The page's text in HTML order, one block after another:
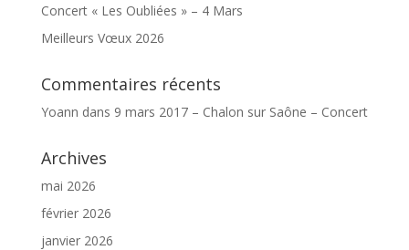
Concert « Les Oubliées » – 4 Mars
Meilleurs Vœux 2026
Commentaires récents
Yoann dans 9 mars 2017 – Chalon sur Saône – Concert
Archives
mai 2026
février 2026
janvier 2026